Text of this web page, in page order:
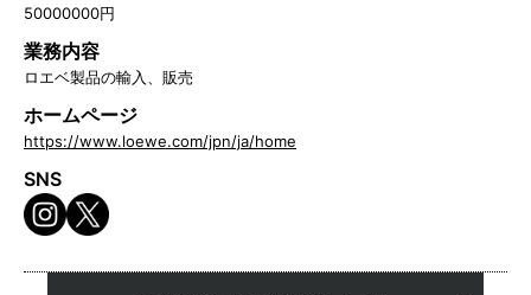
50000000円
業務内容
ロエベ製品の輸入、販売
ホームページ
https://www.loewe.com/jpn/ja/home
SNS